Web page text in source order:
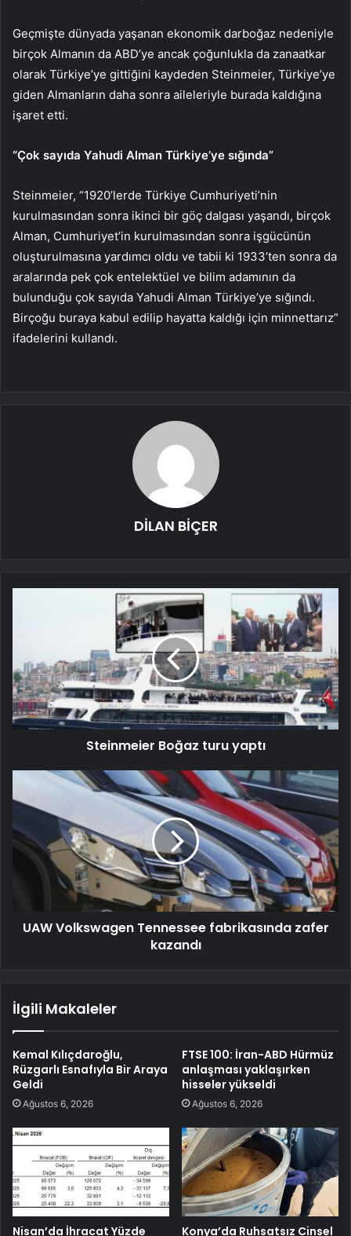
Geçmişte dünyada yaşanan ekonomik darboğaz nedeniyle
birçok Almanın da ABD’ye ancak çoğunlukla da zanaatkar
olarak Türkiye’ye gittiğini kaydeden Steinmeier, Türkiye’ye
giden Almanların daha sonra aileleriyle burada kaldığına
işaret etti.
“Çok sayıda Yahudi Alman Türkiye’ye sığında”
Steinmeier, “1920’lerde Türkiye Cumhuriyeti’nin
kurulmasından sonra ikinci bir göç dalgası yaşandı, birçok
Alman, Cumhuriyet’in kurulmasından sonra işgücünün
oluşturulmasına yardımcı oldu ve tabii ki 1933’ten sonra da
aralarında pek çok entelektüel ve bilim adamının da
bulunduğu çok sayıda Yahudi Alman Türkiye’ye sığındı.
Birçoğu buraya kabul edilip hayatta kaldığı için minnettarız”
ifadelerini kullandı.
DİLAN BİÇER
Steinmeier Boğaz turu yaptı
UAW Volkswagen Tennessee fabrikasında zafer
kazandı
İlgili Makaleler
Kemal Kılıçdaroğlu,
Rüzgarlı Esnafıyla Bir Araya
Geldi
Ağustos 6, 2026
FTSE 100: İran-ABD Hürmüz
anlaşması yaklaşırken
hisseler yükseldi
Ağustos 6, 2026
Nisan’da İhracat Yüzde Konya’da Ruhsatsız Cinsel